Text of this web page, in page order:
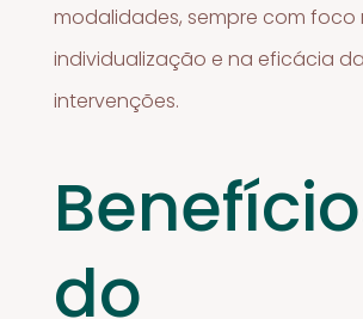
modalidades, sempre com foco
individualização e na eficácia
intervenções.
do